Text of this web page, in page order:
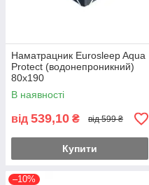
Наматрацник Eurosleep Aqua
Protect (водонепроникний)
80х190
В наявності
від 539,10 ₴ від 599 ₴
Купити
–10%